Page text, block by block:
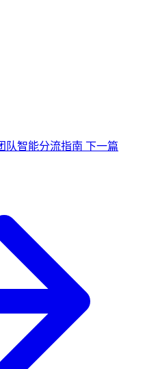
队智能分流指南 下一篇